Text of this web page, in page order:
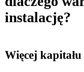
instalację?
Więcej kapitału